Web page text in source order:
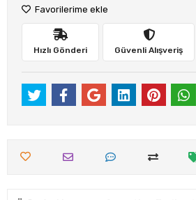
Favorilerime ekle
Hızlı Gönderi Güvenli Alışveriş